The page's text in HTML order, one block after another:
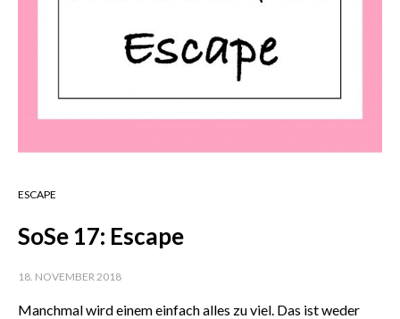
ESCAPE
SoSe 17: Escape
18. NOVEMBER 2018
Manchmal wird einem einfach alles zu viel. Das ist weder